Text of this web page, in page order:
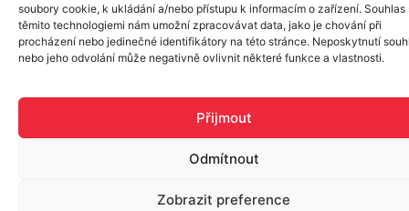
soubory cookie, k ukládání a/nebo přístupu k informacím o zařízení. Souhlas
těmito technologiemi nám umožní zpracovávat data, jako je chování při
procházení nebo jedinečné identifikátory na této stránce. Neposkytnutí
nebo jeho odvolání může negativně ovlivnit některé funkce a vlastnosti.
Přijmout
Odmítnout
Zobrazit preference